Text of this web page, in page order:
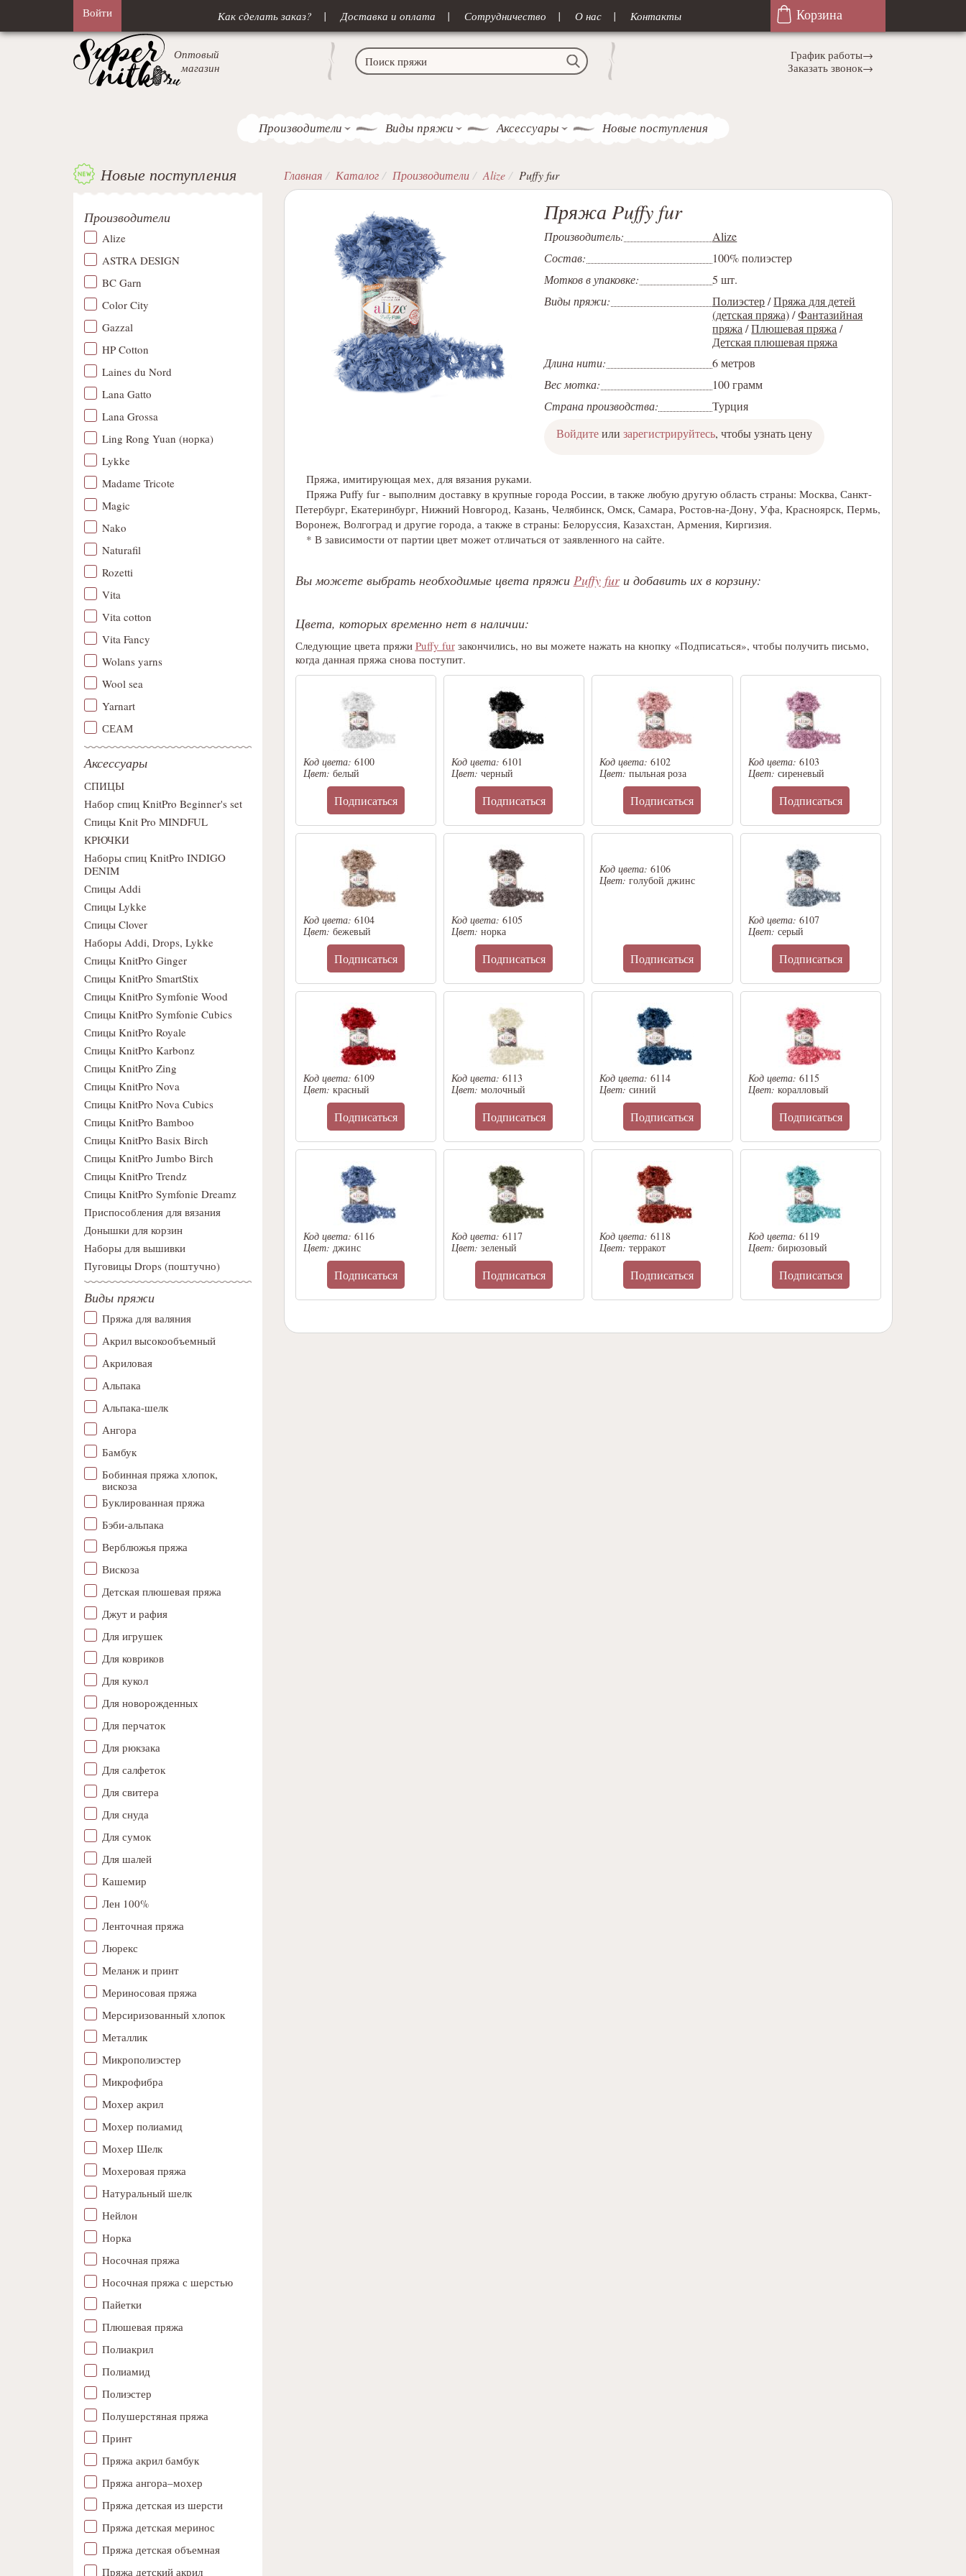
Войти Как сделать заказ? Доставка и оплата Сотрудничество О нас Контакты Корзина
Оптовый
магазин
График работы→
Заказать звонок→
Производители Виды пряжи Аксессуары Новые поступления
Новые поступления
Производители
Alize
ASTRA DESIGN
BC Garn
Color City
Gazzal
HP Cotton
Laines du Nord
Lana Gatto
Lana Grossa
Ling Rong Yuan (норка)
Lykke
Madame Tricote
Magic
Nako
Naturafil
Rozetti
Vita
Vita cotton
Vita Fancy
Wolans yarns
Wool sea
Yarnart
СЕАМ
Аксессуары
СПИЦЫ
Набор спиц KnitPro Beginner's set
Спицы Knit Pro MINDFUL
КРЮЧКИ
Наборы спиц KnitPro INDIGO
DENIM
Спицы Addi
Спицы Lykke
Спицы Clover
Наборы Addi, Drops, Lykke
Спицы KnitPro Ginger
Спицы KnitPro SmartStix
Спицы KnitPro Symfonie Wood
Спицы KnitPro Symfonie Cubics
Спицы KnitPro Royale
Спицы KnitPro Karbonz
Спицы KnitPro Zing
Спицы KnitPro Nova
Спицы KnitPro Nova Cubics
Спицы KnitPro Bamboo
Спицы KnitPro Basix Birch
Спицы KnitPro Jumbo Birch
Спицы KnitPro Trendz
Спицы KnitPro Symfonie Dreamz
Приспособления для вязания
Донышки для корзин
Наборы для вышивки
Пуговицы Drops (поштучно)
Виды пряжи
Пряжа для валяния
Акрил высокообъемный
Акриловая
Альпака
Альпака-шелк
Ангора
Бамбук
Бобинная пряжа хлопок,
вискоза
Буклированная пряжа
Бэби-альпака
Верблюжья пряжа
Вискоза
Детская плюшевая пряжа
Джут и рафия
Для игрушек
Для ковриков
Для кукол
Для новорожденных
Для перчаток
Для рюкзака
Для салфеток
Для свитера
Для снуда
Для сумок
Для шалей
Кашемир
Лен 100%
Ленточная пряжа
Люрекс
Меланж и принт
Мериносовая пряжа
Мерсиризованный хлопок
Металлик
Микрополиэстер
Микрофибра
Мохер акрил
Мохер полиамид
Мохер Шелк
Мохеровая пряжа
Натуральный шелк
Нейлон
Норка
Носочная пряжа
Носочная пряжа с шерстью
Пайетки
Плюшевая пряжа
Полиакрил
Полиамид
Полиэстер
Полушерстяная пряжа
Принт
Пряжа акрил бамбук
Пряжа ангора–мохер
Пряжа детская из шерсти
Пряжа детская меринос
Пряжа детская объемная
Пряжа детский акрил
Главная Каталог Производители Alize Puffy fur
Пряжа Puffy fur
Производитель:
Alize
Состав:
100% полиэстер
Мотков в упаковке:
5 шт.
Виды пряжи:
Полиэстер/Пряжа для детей
(детская пряжа)/Фантазийная
пряжа /Плюшевая пряжа /
Детская плюшевая пряжа
Длина нити:
6 метров
Вес мотка:
100 грамм
Страна производства:
Турция
Войдитеили зарегистрируйтесь, чтобы узнать цену
Пряжа, имитирующая мех, для вязания руками.
Пряжа Puffy fur - выполним доставку в крупные города России, в также любую другую область страны: Москва, Санкт-
Петербург, Екатеринбург, Нижний Новгород, Казань, Челябинск, Омск, Самара, Ростов-на-Дону, Уфа, Красноярск, Пермь,
Воронеж, Волгоград и другие города, а также в страны: Белоруссия, Казахстан, Армения, Киргизия.
* В зависимости от партии цвет может отличаться от заявленного на сайте.
Вы можете выбрать необходимые цвета пряжи Puffy furи добавить их в корзину:
Цвета, которых временно нет в наличии:
Следующие цвета пряжи Puffy furзакончились, но вы можете нажать на кнопку «Подписаться», чтобы получить письмо,
когда данная пряжа снова поступит.
Код цвета: 6100
Цвет: белый
Подписаться
Код цвета: 6101
Цвет: черный
Подписаться
Код цвета:6102
Цвет:пыльная роза
Подписаться
Код цвета: 6103
Цвет: сиреневый
Подписаться
Код цвета: 6104
Цвет: бежевый
Подписаться
Код цвета: 6105
Цвет: норка
Подписаться
Код цвета:6106
Цвет:голубой джинс
Подписаться
Код цвета: 6107
Цвет: серый
Подписаться
Код цвета: 6109
Цвет: красный
Подписаться
Код цвета: 6113
Цвет: молочный
Подписаться
Код цвета:6114
Цвет:синий
Подписаться
Код цвета: 6115
Цвет: коралловый
Подписаться
Код цвета: 6116
Цвет: джинс
Подписаться
Код цвета: 6117
Цвет: зеленый
Подписаться
Код цвета:6118
Цвет:терракот
Подписаться
Код цвета: 6119
Цвет: бирюзовый
Подписаться